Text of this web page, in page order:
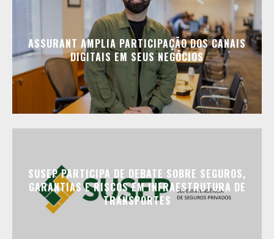
ASSURANT AMPLIA PARTICIPAÇÃO DOS CANAIS
DIGITAIS EM SEUS NEGÓCIOS
SUSEP PARTICIPA DE DEBATE SOBRE SEGUROS,
GARANTIAS E RISCOS EM INFRAESTRUTURA DE
TRANSPORTES